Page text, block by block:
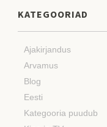
KATEGOORIAD
Ajakirjandus
Arvamus
Blog
Eesti
Kategooria puudub